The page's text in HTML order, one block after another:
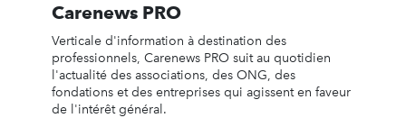
Carenews PRO
Verticale d'information à destination des
professionnels, Carenews PRO suit au quotidien
l'actualité des associations, des ONG, des
fondations et des entreprises qui agissent en faveur
de l'intérêt général.